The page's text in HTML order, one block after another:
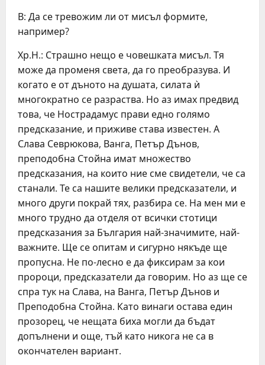
В: Да се тревожим ли от мисъл формите,
например?
Хр.Н.: Страшно нещо е човешката мисъл. Тя
може да променя света, да го преобразува. И
когато е от дъното на душата, силата ѝ
многократно се разраства. Но аз имах предвид
това, че Нострадамус прави едно голямо
предсказание, и приживе става известен. А
Слава Севрюкова, Ванга, Петър Дънов,
преподобна Стойна имат множество
предсказания, на които ние сме свидетели, че са
станали. Те са нашите велики предсказатели, и
много други покрай тях, разбира се. На мен ми е
много трудно да отделя от всички стотици
предсказания за България най-значимите, най-
важните. Ще се опитам и сигурно някъде ще
пропусна. Не по-лесно е да фиксирам за кои
пророци, предсказатели да говорим. Но аз ще се
спра тук на Слава, на Ванга, Петър Дънов и
Преподобна Стойна. Като винаги остава един
прозорец, че нещата биха могли да бъдат
допълнени и още, тъй като никога не са в
окончателен вариант.